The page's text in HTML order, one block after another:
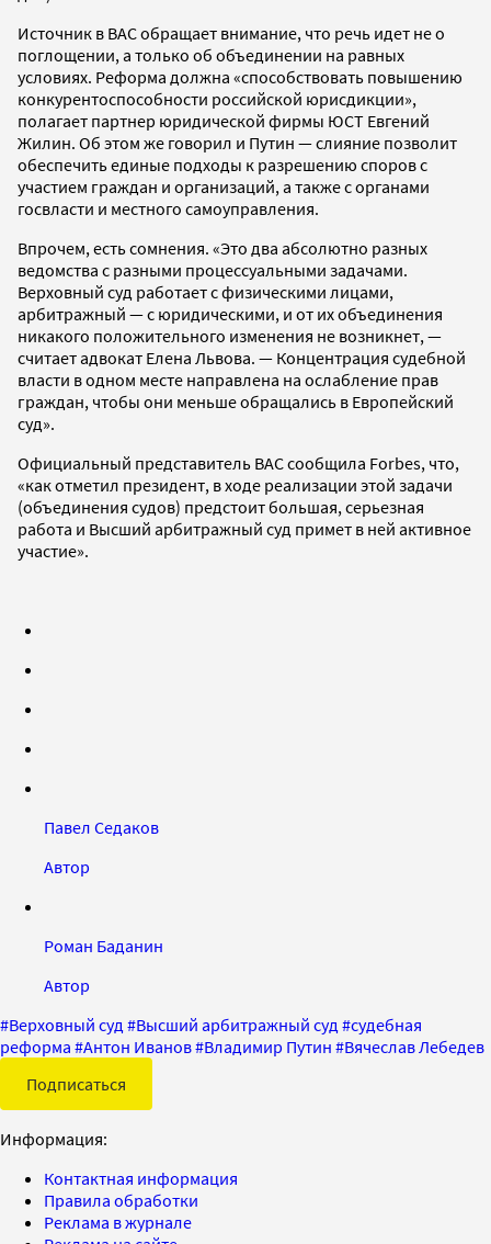
Источник в ВАС обращает внимание, что речь идет не о
поглощении, а только об объединении на равных
условиях. Реформа должна «способствовать повышению
конкурентоспособности российской юрисдикции»,
полагает партнер юридической фирмы ЮСТ Евгений
Жилин. Об этом же говорил и Путин — слияние позволит
обеспечить единые подходы к разрешению споров с
участием граждан и организаций, а также с органами
госвласти и местного самоуправления.
Впрочем, есть сомнения. «Это два абсолютно разных
ведомства с разными процессуальными задачами.
Верховный суд работает с физическими лицами,
арбитражный — с юридическими, и от их объединения
никакого положительного изменения не возникнет, —
считает адвокат Елена Львова. — Концентрация судебной
власти в одном месте направлена на ослабление прав
граждан, чтобы они меньше обращались в Европейский
суд».
Официальный представитель ВАС сообщила Forbes, что,
«как отметил президент, в ходе реализации этой задачи
(объединения судов) предстоит большая, серьезная
работа и Высший арбитражный суд примет в ней активное
участие».
Павел Седаков
Автор
Роман Баданин
Автор
#Верховный суд#Высший арбитражный суд#судебная
реформа #Антон Иванов#Владимир Путин #Вячеслав Лебедев
Подписаться
Информация:
Контактная информация
Правила обработки
Реклама в журнале